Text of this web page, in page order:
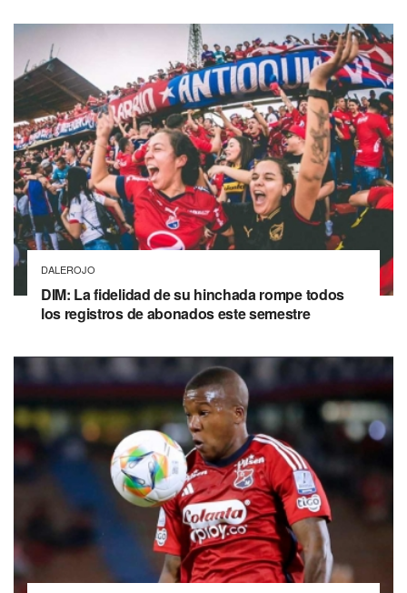
DALEROJO
DIM: La fidelidad de su hinchada rompe todos
los registros de abonados este semestre